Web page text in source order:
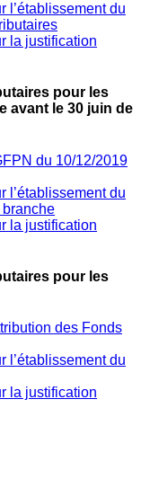
l’établissement du
la justification
pour les
avant le 30 juin de
du 10/12/2019
l’établissement du
la justification
pour les
des Fonds
l’établissement du
la justification